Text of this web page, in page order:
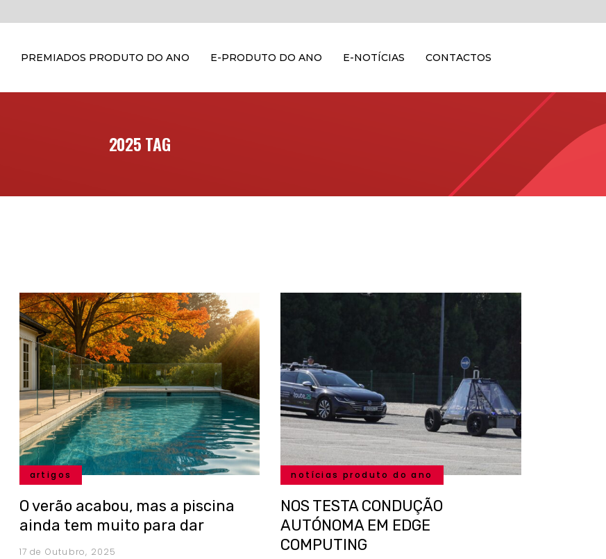
PREMIADOS PRODUTO DO ANO E-PRODUTO DO ANO E-NOTÍCIAS CONTACTOS
2025 TAG
artigos
O verão acabou, mas a piscina
ainda tem muito para dar
17 de Outubro, 2025
notícias produto do ano
NOS TESTA CONDUÇÃO
AUTÓNOMA EM EDGE
COMPUTING